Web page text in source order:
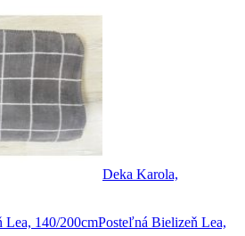
Deka Karola,
Posteľná Bielizeň Lea,